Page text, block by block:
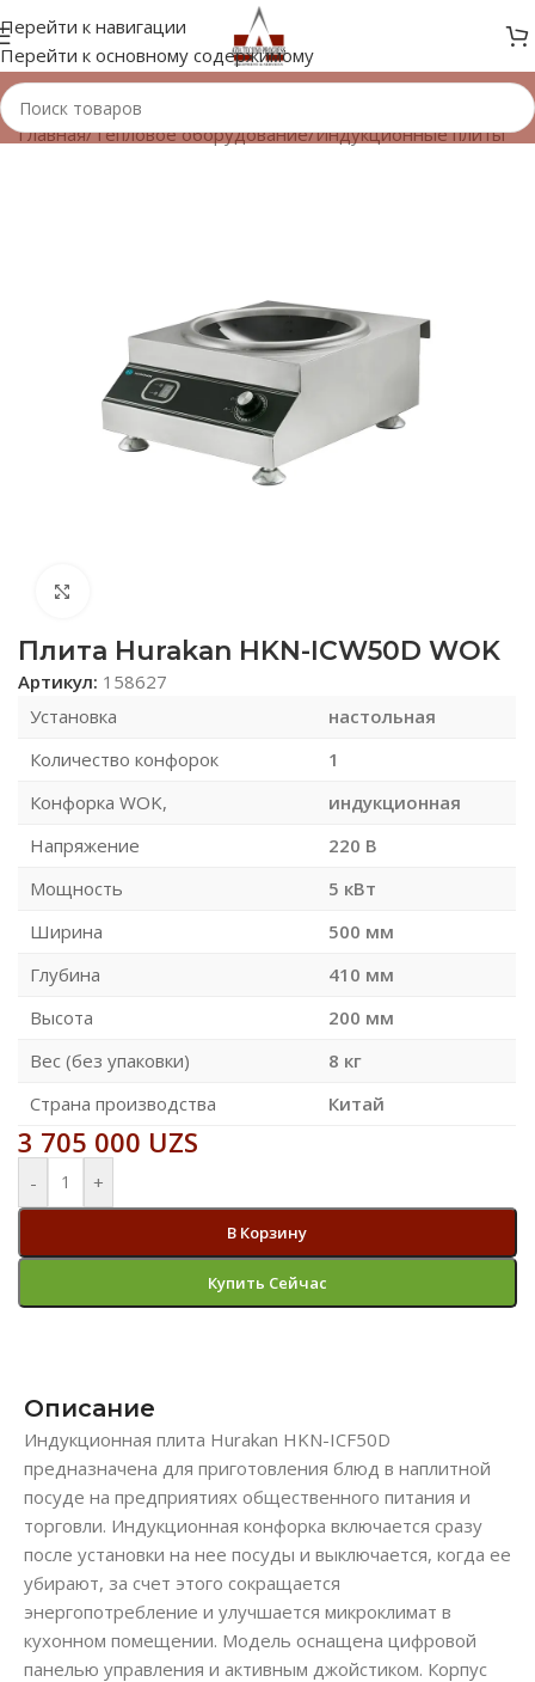
Перейти к навигации
Перейти к основному содержимому
Главная/Тепловое оборудование/Индукционные плиты
Плита Hurakan HKN-ICW50D WOK
Артикул: 158627
Установка
настольная
Количество конфорок
1
Конфорка WOK,
индукционная
Напряжение
220 В
Мощность
5 кВт
Ширина
500 мм
Глубина
410 мм
Высота
200 мм
Вес (без упаковки)
8 кг
Страна производства
Китай
3 705 000 UZS
- +
В Корзину
Купить Сейчас
Описание
Индукционная плита Hurakan HKN-ICF50D
предназначена для приготовления блюд в наплитной
посуде на предприятиях общественного питания и
торговли. Индукционная конфорка включается сразу
после установки на нее посуды и выключается, когда ее
убирают, за счет этого сокращается
энергопотребление и улучшается микроклимат в
кухонном помещении. Модель оснащена цифровой
панелью управления и активным джойстиком. Корпус